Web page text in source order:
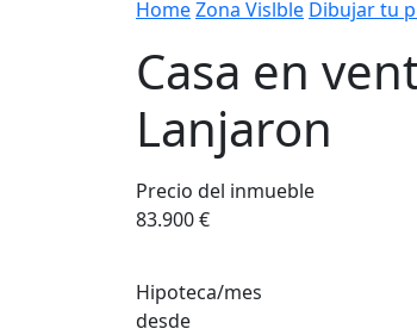
HomeZona Vislble Dibujar tu
Casa en
Lanjaron
Precio del inmueble
83.900 €
Hipoteca/mes
desde